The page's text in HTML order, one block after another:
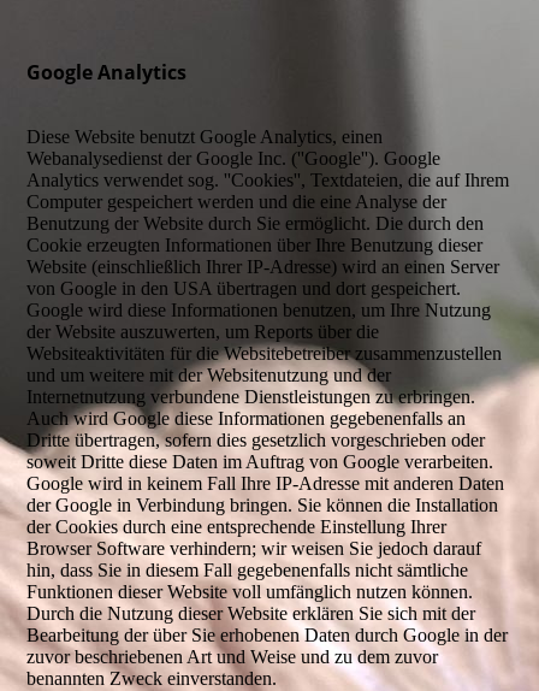
Google Analytics
Diese Website benutzt Google Analytics, einen
Webanalysedienst der Google Inc. (''Google''). Google
Analytics verwendet sog. ''Cookies'', Textdateien, die auf Ihrem
Computer gespeichert werden und die eine Analyse der
Benutzung der Website durch Sie ermöglicht. Die durch den
Cookie erzeugten Informationen über Ihre Benutzung dieser
Website (einschließlich Ihrer IP-Adresse) wird an einen Server
von Google in den USA übertragen und dort gespeichert.
Google wird diese Informationen benutzen, um Ihre Nutzung
der Website auszuwerten, um Reports über die
Websiteaktivitäten für die Websitebetreiber zusammenzustellen
und um weitere mit der Websitenutzung und der
Internetnutzung verbundene Dienstleistungen zu erbringen.
Auch wird Google diese Informationen gegebenenfalls an
Dritte übertragen, sofern dies gesetzlich vorgeschrieben oder
soweit Dritte diese Daten im Auftrag von Google verarbeiten.
Google wird in keinem Fall Ihre IP-Adresse mit anderen Daten
der Google in Verbindung bringen. Sie können die Installation
der Cookies durch eine entsprechende Einstellung Ihrer
Browser Software verhindern; wir weisen Sie jedoch darauf
hin, dass Sie in diesem Fall gegebenenfalls nicht sämtliche
Funktionen dieser Website voll umfänglich nutzen können.
Durch die Nutzung dieser Website erklären Sie sich mit der
Bearbeitung der über Sie erhobenen Daten durch Google in der
zuvor beschriebenen Art und Weise und zu dem zuvor
benannten Zweck einverstanden.